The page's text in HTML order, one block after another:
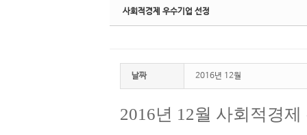
사회적경제 우수기업 선정
날짜 2016년 12월
2016년 12월 사회적경